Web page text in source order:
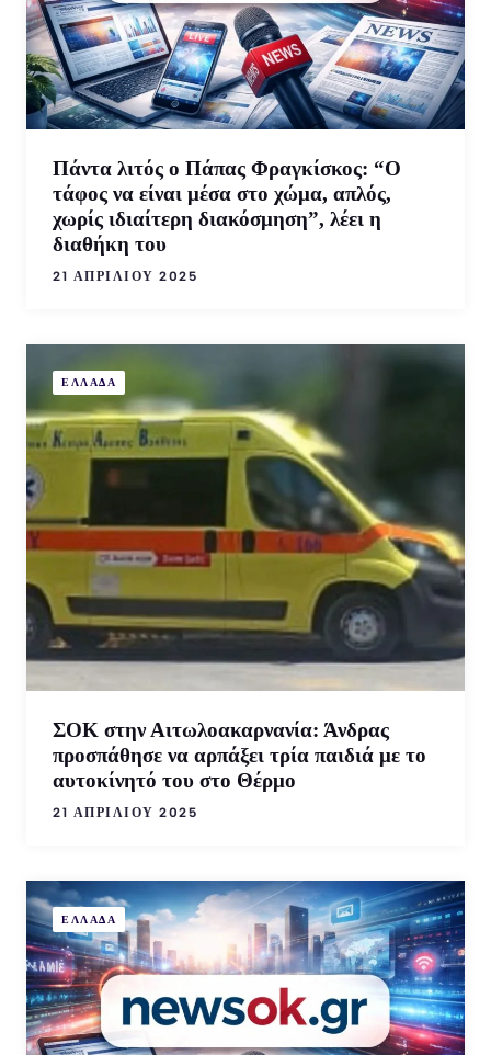
Πάντα λιτός ο Πάπας Φραγκίσκος: “Ο
τάφος να είναι μέσα στο χώμα, απλός,
χωρίς ιδιαίτερη διακόσμηση”, λέει η
διαθήκη του
21 ΑΠΡΙΛΊΟΥ 2025
ΕΛΛΑΔΑ
ΣΟΚ στην Αιτωλοακαρνανία: Άνδρας
προσπάθησε να αρπάξει τρία παιδιά με το
αυτοκίνητό του στο Θέρμο
21 ΑΠΡΙΛΊΟΥ 2025
ΕΛΛΑΔΑ